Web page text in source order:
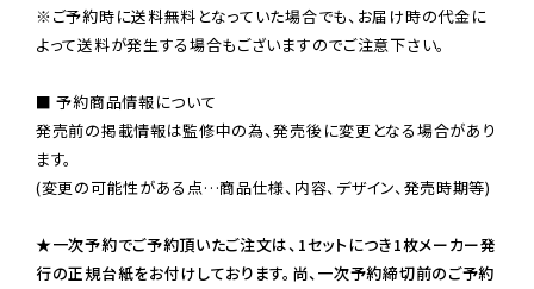
※ご予約時に送料無料となっていた場合でも、お届け時の代金に
よって送料が発生する場合もございますのでご注意下さい。
■ 予約商品情報について
発売前の掲載情報は監修中の為、発売後に変更となる場合があり
ます。
(変更の可能性がある点…商品仕様、内容、デザイン、発売時期等)
★一次予約でご予約頂いたご注文は、1セットにつき1枚メーカー発
行の正規台紙をお付けしております。尚、一次予約締切前のご予約